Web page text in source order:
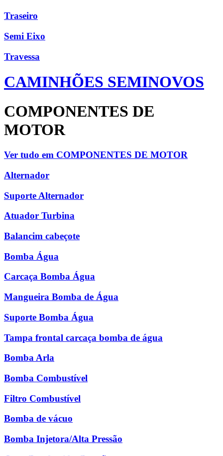
Traseiro
Semi Eixo
Travessa
CAMINHÕES SEMINOVOS
COMPONENTES DE
MOTOR
Ver tudo em COMPONENTES DE MOTOR
Alternador
Suporte Alternador
Atuador Turbina
Balancim cabeçote
Bomba Água
Carcaça Bomba Água
Mangueira Bomba de Água
Suporte Bomba Água
Tampa frontal carcaça bomba de água
Bomba Arla
Bomba Combustível
Filtro Combustível
Bomba de vácuo
Bomba Injetora/Alta Pressão